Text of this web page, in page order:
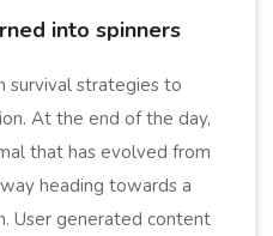
into spinners
survival strategies to
At the end of the day,
that has evolved from
heading towards a
User generated content